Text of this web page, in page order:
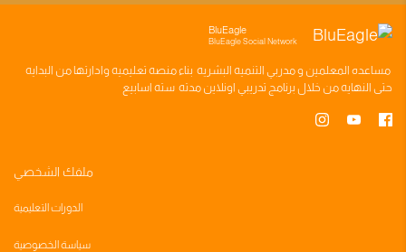
BluEagle
BluEagle Social Network
مساعده المعلمين ومدربي التنميه البشريه بناءمنصه تعليميه وادارتها من البدايه
حتى النهايه من خلال برنامج تدريبي اونلاين مدته سته اسابيع
ملفك الشخصي
الدورات التعليمية
سياسة الخصوصية